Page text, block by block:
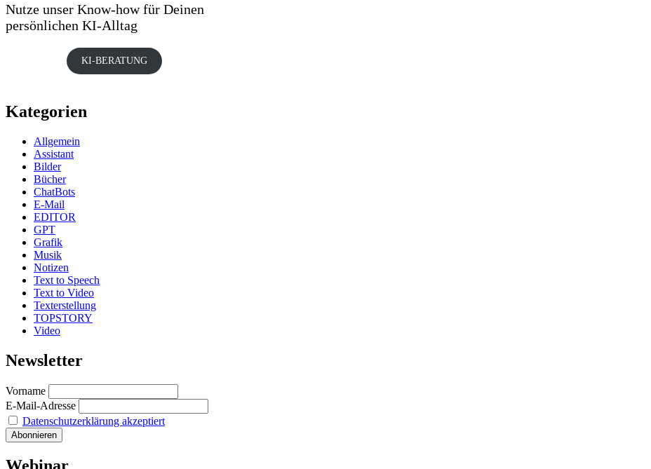
Nutze unser Know-how für Deinen
persönlichen KI-Alltag
KI-BERATUNG
Kategorien
Allgemein
Assistant
Bilder
Bücher
ChatBots
E-Mail
EDITOR
GPT
Grafik
Musik
Notizen
Text to Speech
Text to Video
Texterstellung
TOPSTORY
Video
Newsletter
Vorname
E-Mail-Adresse
Datenschutzerklärung akzeptiert